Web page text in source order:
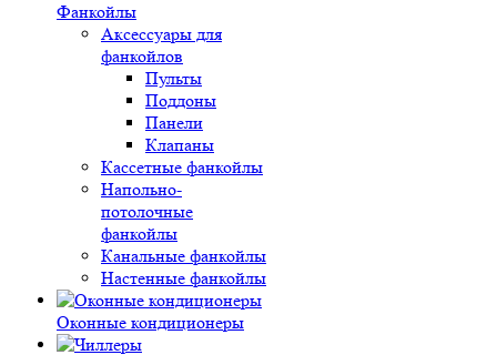
Фанкойлы
Аксессуары для
фанкойлов
Пульты
Поддоны
Панели
Клапаны
Кассетные фанкойлы
Напольно-
потолочные
фанкойлы
Канальные фанкойлы
Настенные фанкойлы
Оконные кондиционеры